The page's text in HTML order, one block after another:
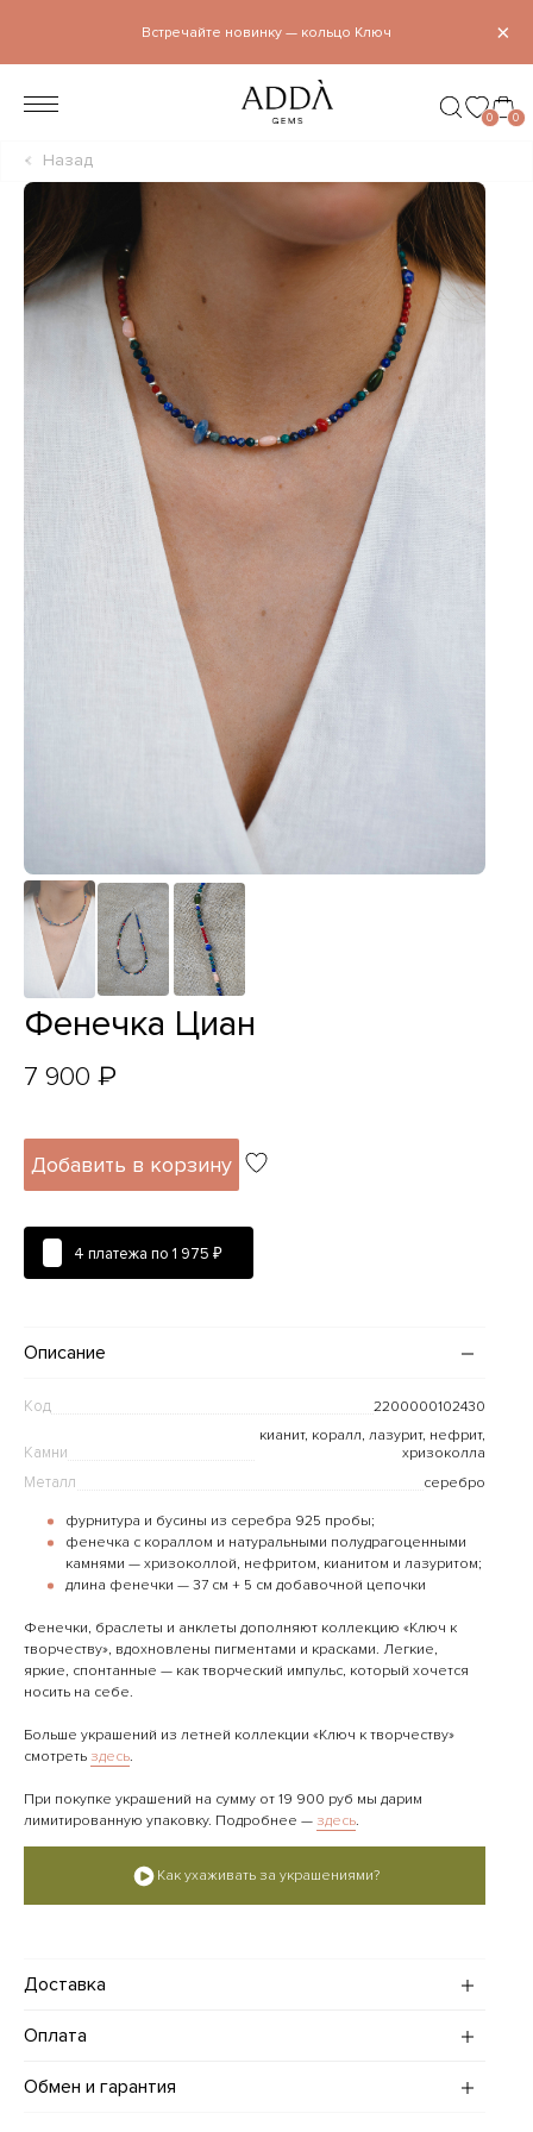
×
Встречайте новинку — кольцо Ключ
0 0
Назад
Фенечка Циан
7 900 ₽
Добавить в корзину
4 платежа по 1 975 ₽
Описание
Код 2200000102430
Камни
кианит, коралл, лазурит, нефрит,
хризоколла
Металл серебро
фурнитура и бусины из серебра 925 пробы;
фенечка с кораллом и натуральными полудрагоценными
камнями — хризоколлой, нефритом, кианитом и лазуритом;
длина фенечки — 37 см + 5 см добавочной цепочки
Фенечки, браслеты и анклеты дополняют коллекцию «Ключ к
творчеству», вдохновлены пигментами и красками. Легкие,
яркие, спонтанные — как творческий импульс, который хочется
носить на себе.
Больше украшений из летней коллекции «Ключ к творчеству»
смотреть здесь.
При покупке украшений на сумму от 19 900 руб мы дарим
лимитированную упаковку. Подробнее — здесь.
Как ухаживать за украшениями?
Доставка
пределах МКАД и КАД):
рублей.
Оплата
а также с помощью сервиса "Долями".
Обмен и гарантия